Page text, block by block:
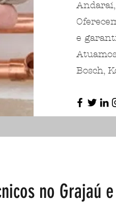
e
Bosch,
no Grajaú